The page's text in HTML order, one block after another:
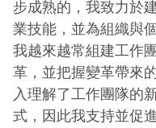
步成熟的，我致力於
業技能，並為組織與
我越來越常組建工作
革，並把握變革帶來
入理解了工作團隊的
式，因此我支持並促